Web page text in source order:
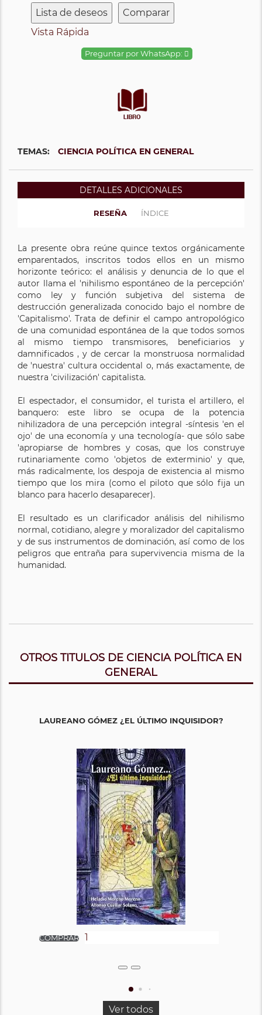
Lista de deseos
Comparar
Vista Rápida
Preguntar por WhatsApp:
TEMAS: CIENCIA POLÍTICA EN GENERAL
DETALLES ADICIONALES
RESEÑA ÍNDICE
La presente obra reúne quince textos orgánicamente
emparentados, inscritos todos ellos en un mismo
horizonte teórico: el análisis y denuncia de lo que el
autor llama el 'nihilismo espontáneo de la percepción'
como ley y función subjetiva del sistema de
destrucción generalizada conocido bajo el nombre de
'Capitalismo'. Trata de definir el campo antropológico
de una comunidad espontánea de la que todos somos
al mismo tiempo transmisores, beneficiarios y
damnificados , y de cercar la monstruosa normalidad
de 'nuestra' cultura occidental o, más exactamente, de
nuestra 'civilización' capitalista.
El espectador, el consumidor, el turista el artillero, el
banquero: este libro se ocupa de la potencia
nihilizadora de una percepción integral -síntesis 'en el
ojo' de una economía y una tecnología- que sólo sabe
'apropiarse de hombres y cosas, que los construye
rutinariamente como 'objetos de exterminio' y que,
más radicalmente, los despoja de existencia al mismo
tiempo que los mira (como el piloto que sólo fija un
blanco para hacerlo desaparecer).
El resultado es un clarificador análisis del nihilismo
normal, cotidiano, alegre y moralizador del capitalismo
y de sus instrumentos de dominación, así como de los
peligros que entraña para supervivencia misma de la
humanidad.
OTROS TITULOS DE CIENCIA POLÍTICA EN
GENERAL
LAUREANO GÓMEZ ¿EL ÚLTIMO INQUISIDOR?
Ver todos